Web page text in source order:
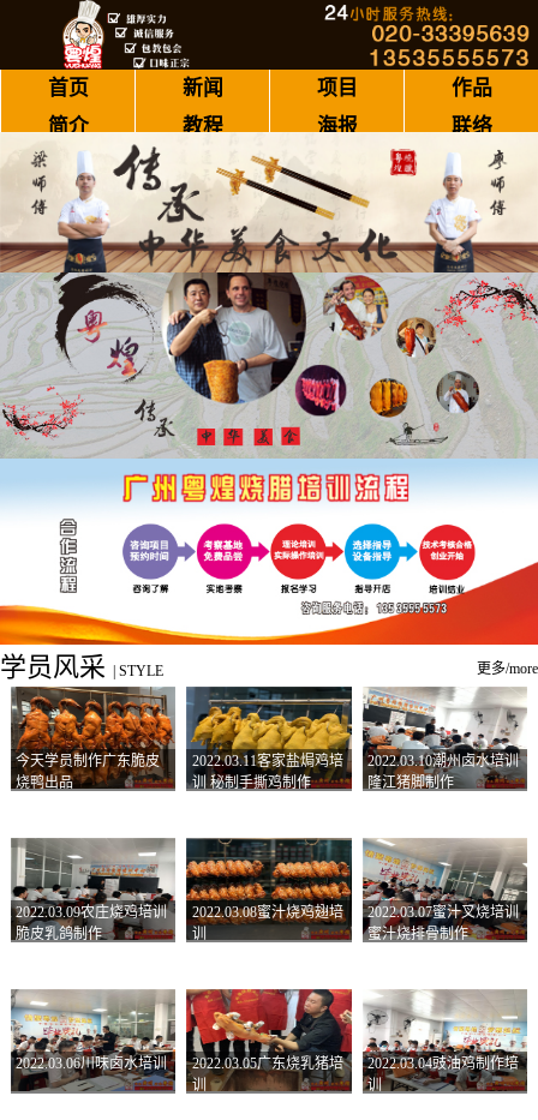
首页 新闻 项目
作品
简介
教程 海报 联络
学员风采 STYLE 更多/more
今天学员制作广东脆皮
烧鸭出品
2022.03.11客家盐焗鸡培
训 秘制手撕鸡制作
2022.03.10潮州卤水培训
隆江猪脚制作
2022.03.09农庄烧鸡培训
脆皮乳鸽制作
2022.03.08蜜汁烧鸡翅培
训
2022.03.07蜜汁叉烧培训
蜜汁烧排骨制作
2022.03.06川味卤水培训
2022.03.05广东烧乳猪培
训
2022.03.04豉油鸡制作培
训